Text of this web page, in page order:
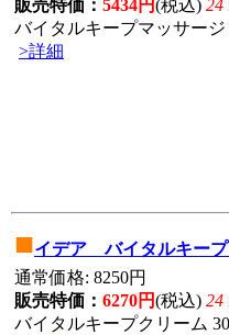
販売特価： 5434円(税込) 24
バイタルキープマッサー
>詳細
■イデア バイタルキープ
通常価格: 8250円
販売特価： 6270円(税込) 24
バイタルキープクリーム